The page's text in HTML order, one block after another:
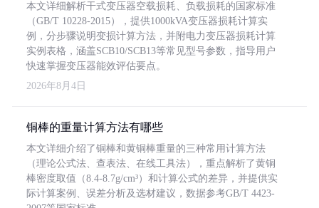
本文详细解析干式变压器空载损耗、负载损耗的国家标准
（GB/T 10228-2015），提供1000kVA变压器损耗计算实
例，分步骤说明变损计算方法，并附电力变压器损耗计算
实例表格，涵盖SCB10/SCB13等常见型号参数，指导用户
快速掌握变压器能效评估要点。
2026年8月4日
铜棒的重量计算方法有哪些
本文详细介绍了铜棒和黄铜棒重量的三种常用计算方法
（理论公式法、查表法、在线工具法），重点解析了黄铜
棒密度取值（8.4-8.7g/cm³）和计算公式的差异，并提供实
际计算案例、误差分析及选材建议，数据参考GB/T 4423-